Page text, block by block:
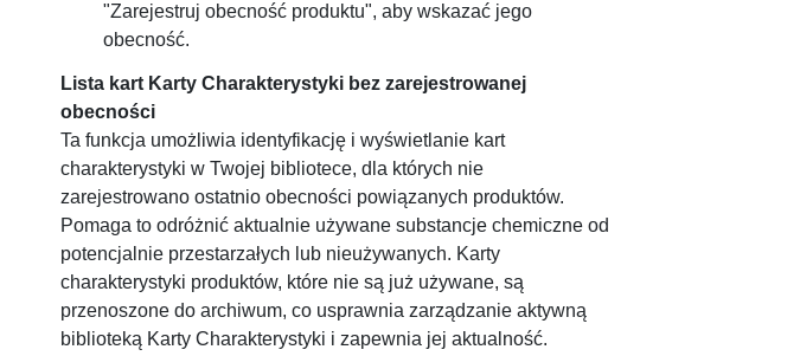
"Zarejestruj obecność produktu", aby wskazać jego
obecność.
Lista kart Karty Charakterystyki bez zarejestrowanej
obecności
Ta funkcja umożliwia identyfikację i wyświetlanie kart
charakterystyki w Twojej bibliotece, dla których nie
zarejestrowano ostatnio obecności powiązanych produktów.
Pomaga to odróżnić aktualnie używane substancje chemiczne od
potencjalnie przestarzałych lub nieużywanych. Karty
charakterystyki produktów, które nie są już używane, są
przenoszone do archiwum, co usprawnia zarządzanie aktywną
biblioteką Karty Charakterystyki i zapewnia jej aktualność.